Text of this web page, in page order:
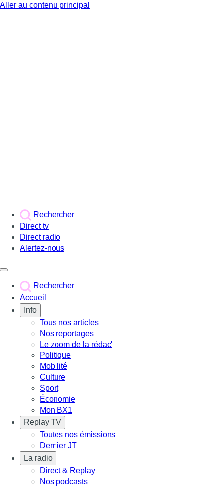
Aller au contenu principal
Rechercher
Direct tv
Direct radio
Alertez-nous
Rechercher
Accueil
Info
Tous nos articles
Nos reportages
Le zoom de la rédac'
Politique
Mobilité
Culture
Sport
Économie
Mon BX1
Replay TV
Toutes nos émissions
Dernier JT
La radio
Direct & Replay
Nos podcasts